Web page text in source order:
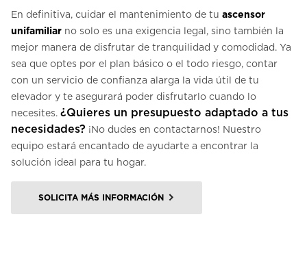
En definitiva, cuidar el mantenimiento de tu ascensor
unifamiliar no solo es una exigencia legal, sino también la
mejor manera de disfrutar de tranquilidad y comodidad. Ya
sea que optes por el plan básico o el todo riesgo, contar
con un servicio de confianza alarga la vida útil de tu
elevador y te asegurará poder disfrutarlo cuando lo
necesites. ¿Quieres un presupuesto adaptado a tus
necesidades? ¡No dudes en contactarnos! Nuestro
equipo estará encantado de ayudarte a encontrar la
solución ideal para tu hogar.
SOLICITA MÁS INFORMACIÓN